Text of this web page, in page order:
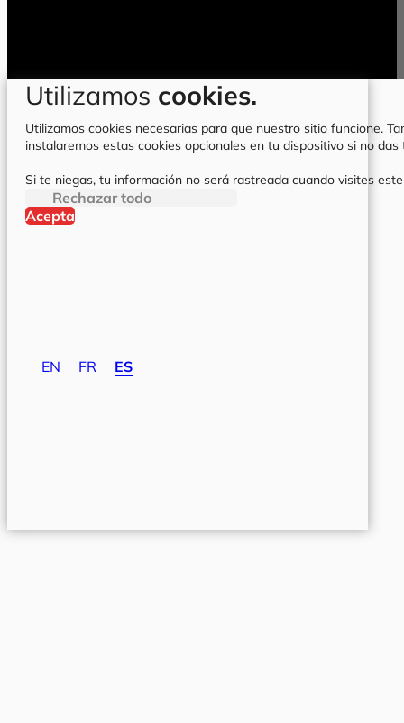
EN FR ES
Utilizamos cookies.
Utilizamos cookies necesarias para que nuestro sitio funcione.
instalaremos estas cookies opcionales en tu dispositivo si no
Si te niegas, tu información no será rastreada cuando visites
Rechazar todo
Acepta